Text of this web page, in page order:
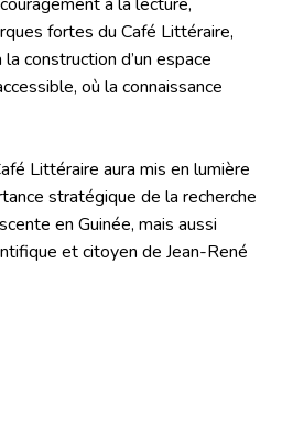
fortes du Café Littéraire,
construction d’un espace
où la connaissance
Littéraire aura mis en lumière
stratégique de la recherche
en Guinée, mais aussi
et citoyen de Jean-René